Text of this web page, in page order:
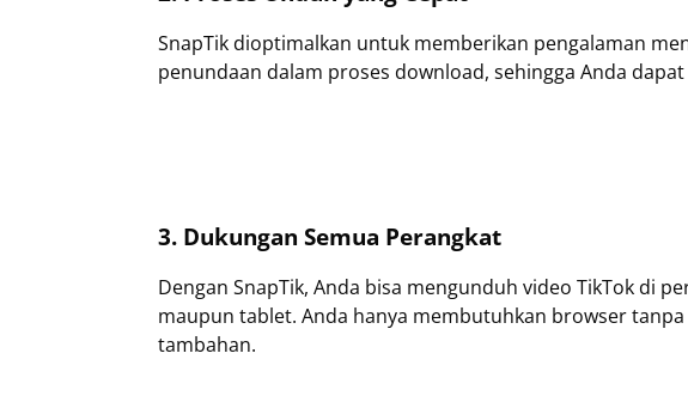
SnapTik dioptimalkan untuk memberikan pengalaman
penundaan dalam proses download, sehingga Anda
3. Dukungan Semua Perangkat
Dengan SnapTik, Anda bisa mengunduh video TikTok di
maupun tablet. Anda hanya membutuhkan browser
tambahan.